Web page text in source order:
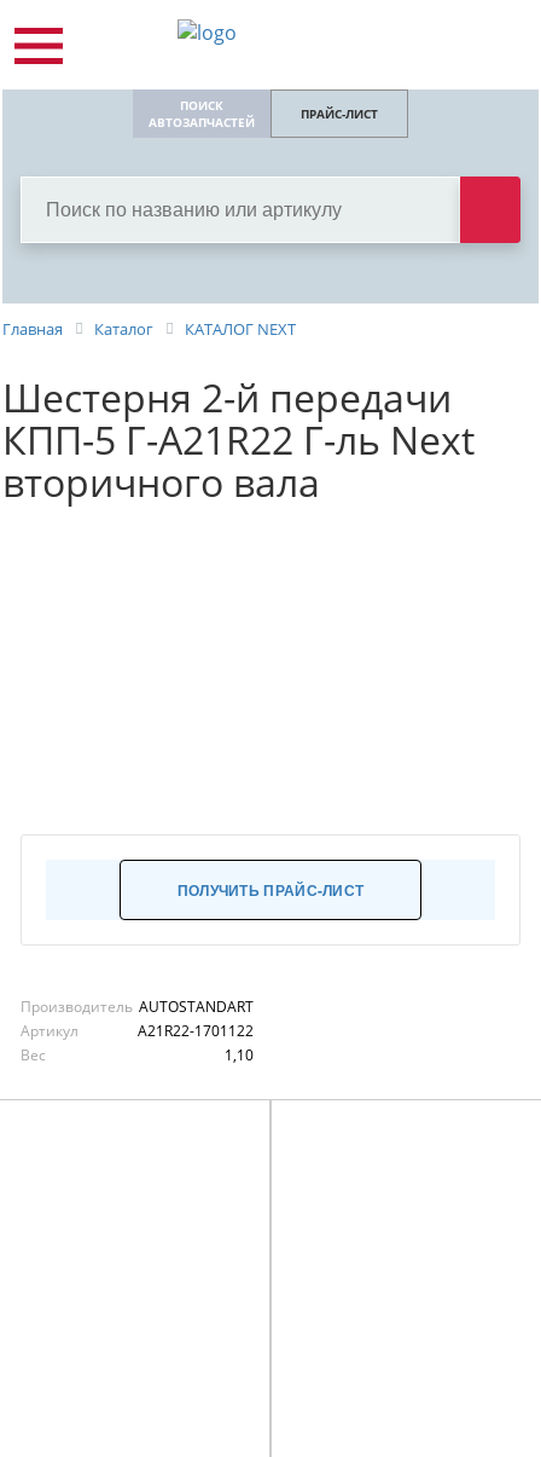
ПОИСК
АВТОЗАПЧАСТЕЙ
ПРАЙС-ЛИСТ
Главная Каталог КАТАЛОГ NEXT
Шестерня 2-й передачи
КПП-5 Г-А21R22 Г-ль Next
вторичного вала
ПОЛУЧИТЬ ПРАЙС-ЛИСТ
Производитель AUTOSTANDART
Артикул
A21R22-1701122
Вес
1,10